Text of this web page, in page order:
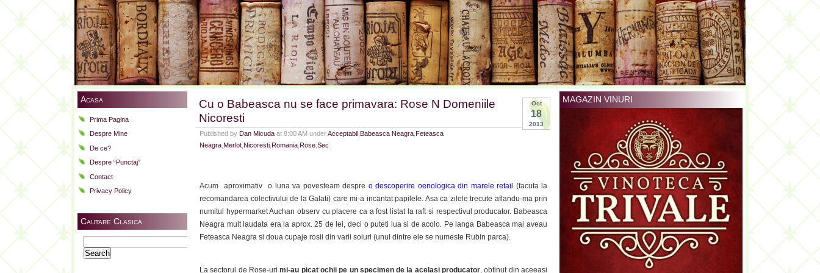
Acasa
Prima Pagina
Despre Mine
De ce?
Despre “Punctaj”
Contact
Privacy Policy
Cautare Clasica
for:
Oct
18
2013
Cu o Babeasca nu se face primavara: Rose N Domeniile
Nicoresti
Published by Dan Micuda at 8:00 AM underAcceptabil Babeasca Neagra Feteasca
Neagra Merlot Nicoresti Romania Rose Sec
Acum aproximativ o luna va povesteam despre o descoperire oenologica din marele retail
(facuta la
recomandarea colectivului de la Galati) care mi-a incantat papilele. Asa ca zilele trecute aflandu-ma prin
numitul hypermarket Auchan observ cu placere ca a fost listat la raft si respectivul producator. Babeasca
Neagra mult laudata era la aprox. 25 de lei, deci o puteti lua si de acolo. Pe langa Babeasca mai aveau
Feteasca Neagra si doua cupaje rosii din varii soiuri (unul dintre ele se numeste Rubin parca).
La sectorul de Rose-urimi-au picat ochii pe un specimen de la acelasi producator, obtinut din aceeasi
MAGAZIN VINURI